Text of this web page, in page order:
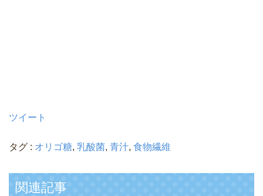
ツイート
タグ : オリゴ糖, 乳酸菌, 青汁, 食物繊維
関連記事